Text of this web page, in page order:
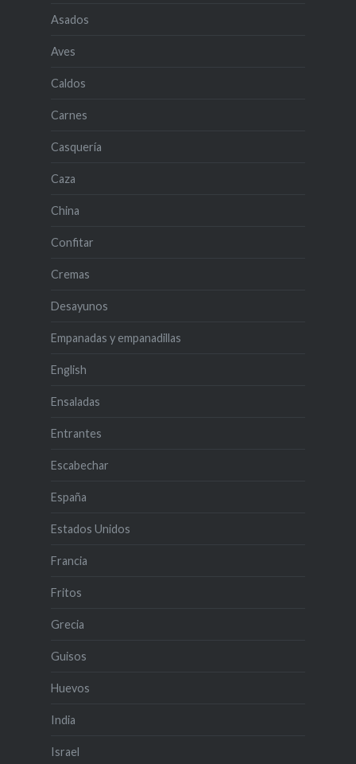
Asados
Aves
Caldos
Carnes
Casquería
Caza
China
Confitar
Cremas
Desayunos
Empanadas y empanadillas
English
Ensaladas
Entrantes
Escabechar
España
Estados Unidos
Francia
Fritos
Grecia
Guisos
Huevos
India
Israel